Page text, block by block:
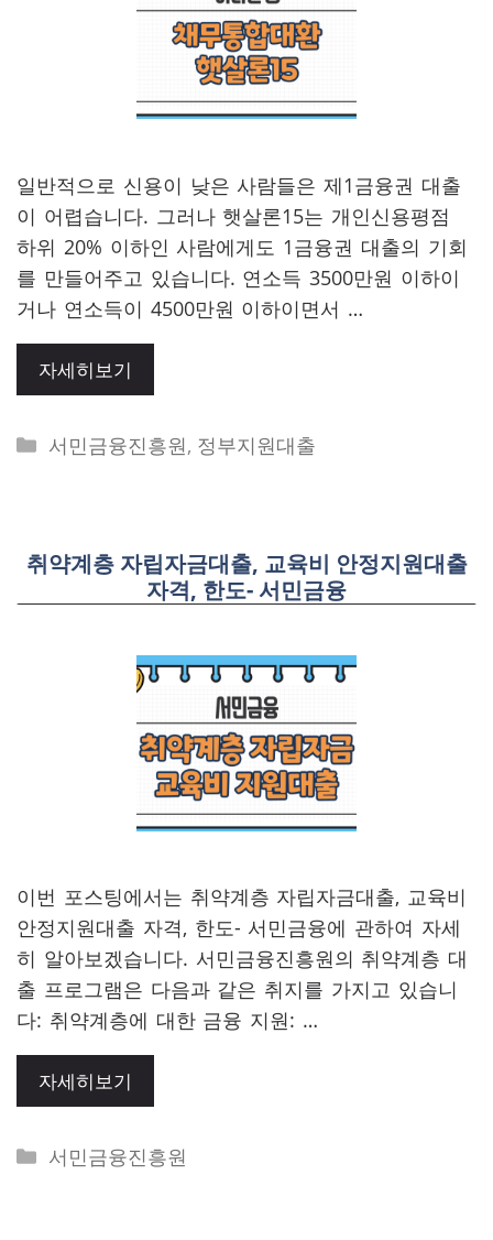
일반적으로 신용이 낮은 사람들은 제1금융권 대출
이 어렵습니다. 그러나 햇살론15는 개인신용평점
하위 20% 이하인 사람에게도 1금융권 대출의 기회
를 만들어주고 있습니다. 연소득 3500만원 이하이
거나 연소득이 4500만원 이하이면서 …
자세히보기
Categories
서민금융진흥원, 정부지원대출
취약계층 자립자금대출, 교육비 안정지원대출
자격, 한도- 서민금융
이번 포스팅에서는 취약계층 자립자금대출, 교육비
안정지원대출 자격, 한도- 서민금융에 관하여 자세
히 알아보겠습니다. 서민금융진흥원의 취약계층 대
출 프로그램은 다음과 같은 취지를 가지고 있습니
다: 취약계층에 대한 금융 지원: …
자세히보기
Categories
서민금융진흥원